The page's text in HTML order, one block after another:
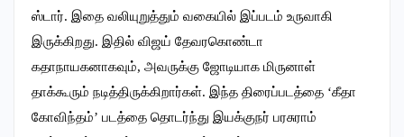
ஸ்டார். இதை வலியுறுத்தும் வகையில் இப்படம் உருவாகி
இருக்கிறது. இதில் விஜய் தேவரகொண்டா
கதாநாயகனாகவும், அவருக்கு ஜோடியாக மிருனாள்
தாக்கூரும் நடித்திருக்கிறார்கள். இந்த திரைப்படத்தை ‘கீதா
கோவிந்தம்’ படத்தை தொடர்ந்து இயக்குநர் பரசுராம்